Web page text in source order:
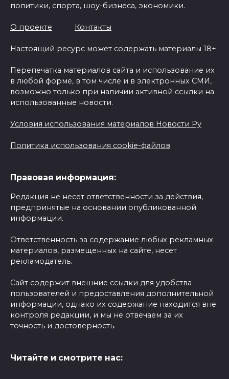
политики, спорта, шоу-бизнеса, экономики.
О проекте Контакты
Настоящий ресурс может содержать материалы 18+
Перепечатка материалов сайта и использование их
в любой форме, в том числе и в электронных СМИ,
возможно только при наличии активной ссылки на
использованные новости.
Условия использования материалов Новости Ру
Политика использования cookie-файлов
Правовая информация:
Редакция не несет ответственности за действия,
предпринятые на основании опубликованной
информации.
Ответственность за содержание любых рекламных
материалов, размещенных на сайте, несет
рекламодатель.
Сайт содержит внешние ссылки для удобства
пользователей и предоставления дополнительной
информации, однако их содержание находится вне
контроля редакции, и мы не отвечаем за их
точность и достоверность.
Читайте и смотрите нас: